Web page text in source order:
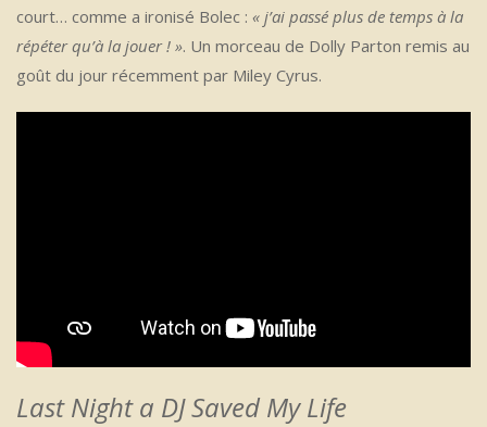
court… comme a ironisé Bolec : « j’ai passé plus de temps à la
répéter qu’à la jouer ! ». Un morceau de Dolly Parton remis au
goût du jour récemment par Miley Cyrus.
Last Night a DJ Saved My Life